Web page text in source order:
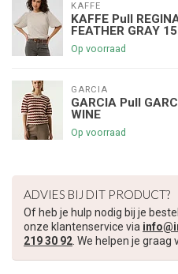
KAFFE
KAFFE Pull
FEATHER GRAY
Op voorraad
GARCIA
GARCIA Pull
WINE
Op voorraad
ADVIES BIJ DIT PRODUCT?
Of heb je hulp nodig bij je
onze klantenservice via
219 30 92. We helpen je graag
Schrijf je in voor onze
over onze nieuwe collectie,
volgende